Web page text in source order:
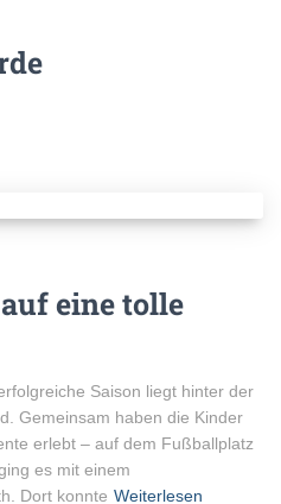
eine tolle
Saison liegt hinter der
Gemeinsam haben die Kinder
erlebt – auf dem Fußballplatz
es mit einem
Dort konnte Weiterlesen